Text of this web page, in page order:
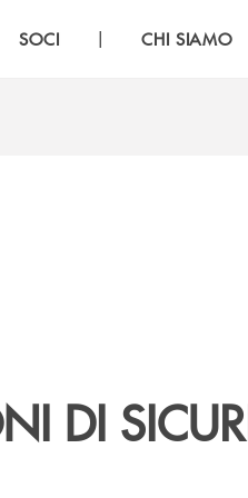
SOCI | CHI SIAMO
DI